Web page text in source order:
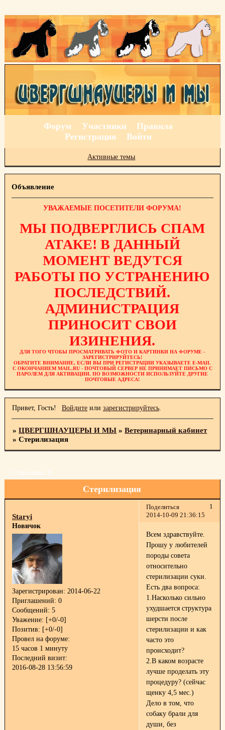
Форум Участники
Правила
Регистрация
Войти
Активные темы
Объявление
УВАЖАЕМЫЕ ПОСЕТИТЕЛИ ФОРУМА!
МЫ ПОДВЕРГЛИСЬ СПАМ
АТАКЕ! В ДАННЫЙ
МОМЕНТ ВЕДУТСЯ
РАБОТЫ ПО УСТРАНЕНИЮ
ПОСЛЕДСТВИЙ.
АДМИНИСТРАЦИЯ
ПРИНОСИТ СВОИ
ИЗИНЕНИЯ.
ДЛЯ ТОГО ЧТОБЫ ПРОСМАТРИВАТЬ ФОТО И КАРТИНКИ НА ФОРУМЕ -
ЗАРЕГИСТРИРУЙТЕСЬ!
ОБРАТИТЕ ВНИМАНИЕ, ЕСЛИ ВЫ ПРИ РЕГИСТРАЦИИ УКАЗЫВАЕТЕ E-MAIL
С ОКОНЧАНИЕМ MAIL.RU - ПОЧТОВЫЙ СЕРВЕР НЕ ПРИНИМАЕТ ПИСЬМО С
ПАРОЛЕМ ДЛЯ АКТИВАЦИИ. ПО ВОЗМОЖНОСТИ ИСПОЛЬЗУЙТЕ ДРУГИЕ
ПОЧТОВЫЕ АДРЕСА!
Привет, Гость! Войдитеили зарегистрируйтесь.
»ЦВЕРГШНАУЦЕРЫ И МЫ »Ветеринарный кабинет
»Стерилизация
Стерилизация
Страница: 1
Поделиться
1
2014-10-09 21:36:15
Staryi
Новичок
Зарегистрирован: 2014-06-22
Приглашений: 0
Сообщений: 5
Уважение: [+0/-0]
Позитив: [+0/-0]
Провел на форуме:
15 часов 1 минуту
Последний визит:
2016-08-28 13:56:59
Всем здравствуйте.
Прошу у любителей
породы совета
относительно
стерилизации суки.
Есть два вопроса:
1.Насколько сильно
ухудшается структура
шерсти после
стерилизации и как
часто это
происходит?
2.В каком возрасте
лучше проделать эту
процедуру? (сейчас
щенку 4,5 мес.)
Дело в том, что
собаку брали для
души, без